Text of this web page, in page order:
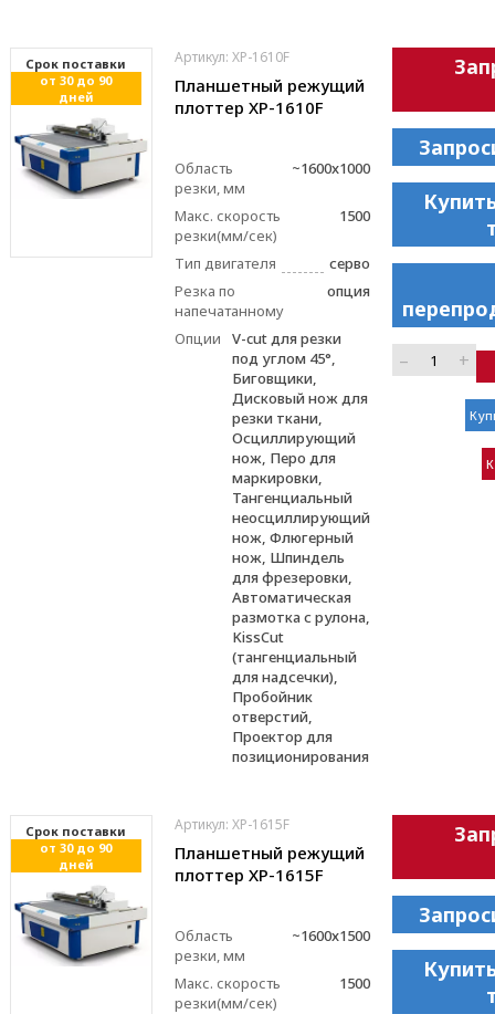
Cрок поставки
от 30 до 90
дней
Артикул: XP-1610F
Планшетный режущий
плоттер XP-1610F
Область
резки, мм
~1600x1000
Макс. скорость
резки(мм/сек)
1500
Тип двигателя
серво
Резка по
напечатанному
опция
Опции
V-cut для резки
под углом 45°,
Биговщики,
Дисковый нож для
резки ткани,
Осциллирующий
нож, Перо для
маркировки,
Тангенциальный
неосциллирующий
нож, Флюгерный
нож, Шпиндель
для фрезеровки,
Автоматическая
размотка с рулона,
KissCut
(тангенциальный
для надсечки),
Пробойник
отверстий,
Проектор для
позиционирования
– +
Cрок поставки
от 30 до 90
дней
Артикул: XP-1615F
Планшетный режущий
плоттер XP-1615F
Область
резки, мм
~1600х1500
Макс. скорость
резки(мм/сек)
1500